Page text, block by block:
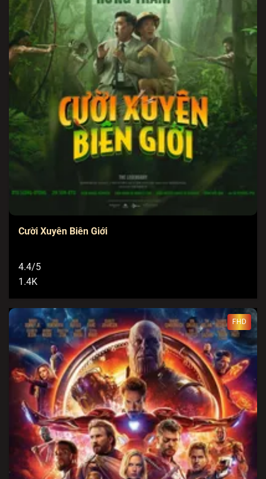
Cười Xuyên Biên Giới
4.4/5
1.4K
FHD